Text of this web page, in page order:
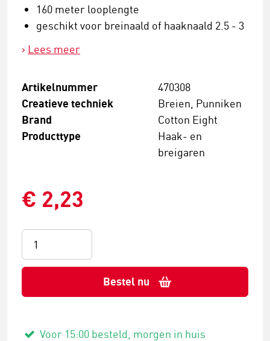
160 meter looplengte
geschikt voor breinaald of haaknaald 2.5 - 3
Lees meer
Artikelnummer 470308
Creatieve techniek Breien, Punniken
Brand Cotton Eight
Producttype
Haak- en
breigaren
€ 2,23
Bestel nu
Voor 15:00 besteld, morgen in huis